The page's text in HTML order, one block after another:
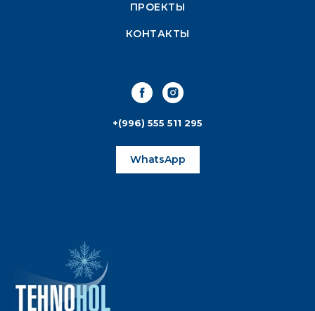
ПРОЕКТЫ
КОНТАКТЫ
+(996) 555 511 295
WhatsApp